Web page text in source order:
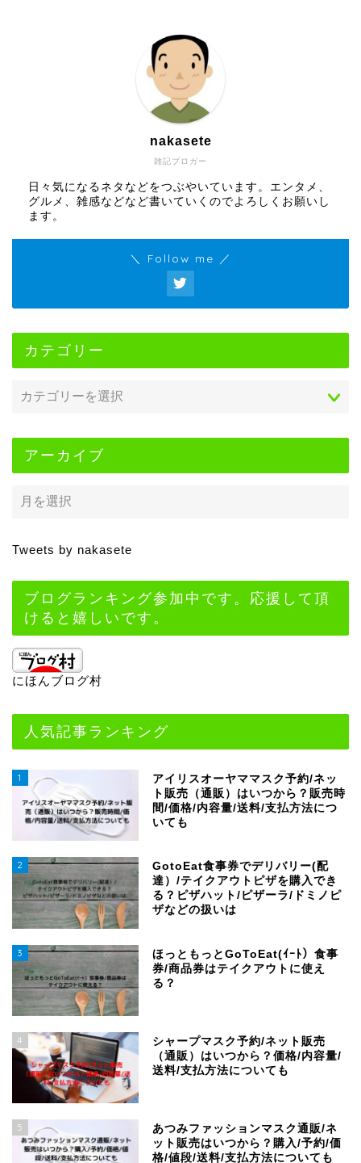
雑記ブロガー
nakasete
日々気になるネタなどをつぶやいています。エンタメ、
グルメ、雑感などなど書いていくのでよろしくお願いし
ます。
＼ Follow me ／
カテゴリー
アーカイブ
Tweets by nakasete
ブログランキング参加中です。応援して頂
けると嬉しいです。
にほんブログ村
人気記事ランキング
1
アイリスオーヤママスク予約/ネッ
ト販売（通販）はいつから？販売時
間/価格/内容量/送料/支払方法につ
いても
2
GotoEat食事券でデリバリー(配
達）/テイクアウトピザを購入でき
る？ピザハット/ピザーラ/ドミノピ
ザなどの扱いは
3
ほっともっとGoToEat(ｲｰﾄ）食事
券/商品券はテイクアウトに使え
る？
4
シャープマスク予約/ネット販売
（通販）はいつから？価格/内容量/
送料/支払方法についても
5
あつみファッションマスク通販/ネ
ット販売はいつから？購入/予約/価
格/値段/送料/支払方法についても